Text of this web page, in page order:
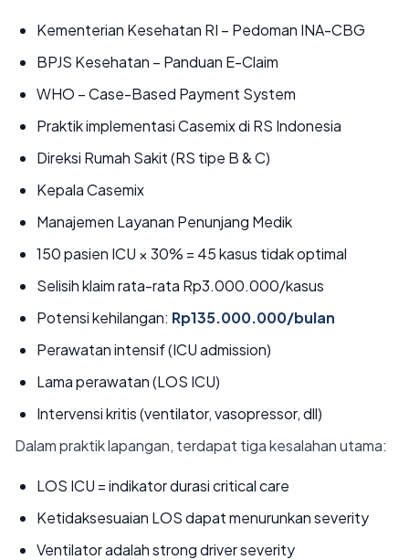
Kementerian Kesehatan RI – Pedoman INA-CBG
BPJS Kesehatan – Panduan E-Claim
WHO – Case-Based Payment System
Praktik implementasi Casemix di RS Indonesia
Direksi Rumah Sakit (RS tipe B & C)
Kepala Casemix
Manajemen Layanan Penunjang Medik
150 pasien ICU × 30% = 45 kasus tidak optimal
Selisih klaim rata-rata Rp3.000.000/kasus
Potensi kehilangan: Rp135.000.000/bulan
Perawatan intensif (ICU admission)
Lama perawatan (LOS ICU)
Intervensi kritis (ventilator, vasopressor, dll)
Dalam praktik lapangan, terdapat tiga kesalahan utama:
LOS ICU = indikator durasi critical care
Ketidaksesuaian LOS dapat menurunkan severity
Ventilator adalah strong driver severity